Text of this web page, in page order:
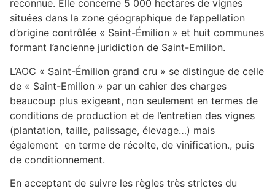
reconnue. Elle concerne 5 000 hectares de vignes
situées dans la zone géographique de l’appellation
d’origine contrôlée « Saint-Émilion » et huit communes
formant l’ancienne juridiction de Saint-Emilion.
L’AOC « Saint-Émilion grand cru » se distingue de celle
de « Saint-Emilion » par un cahier des charges
beaucoup plus exigeant, non seulement en termes de
conditions de production et de l’entretien des vignes
(plantation, taille, palissage, élevage…) mais
également en terme de récolte, de vinification., puis
de conditionnement.
En acceptant de suivre les règles très strictes du